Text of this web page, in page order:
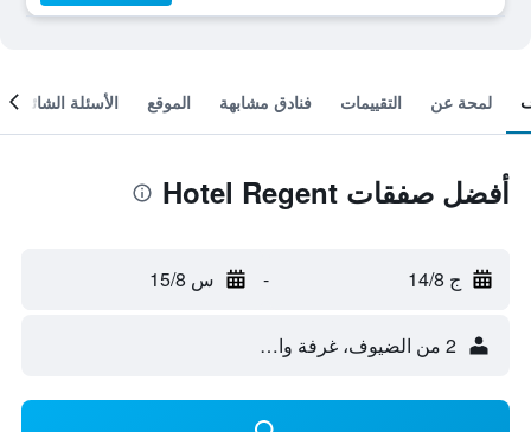
لمحة عن التقييمات فنادق مشابهة الموقع الأسئلة الشائعة
أفضل صفقات Hotel Regent
ج 14/8 - س 15/8
2 من الضيوف، غرفة واحدة